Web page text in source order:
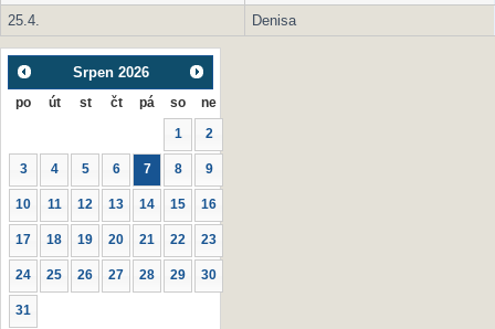
25.4.
Denisa
Srpen 2026
po út st čt pá so ne
1 2
3 4 5 6 7 8 9
10 11 12 13 14 15 16
17 18 19 20 21 22 23
24 25 26 27 28 29 30
31